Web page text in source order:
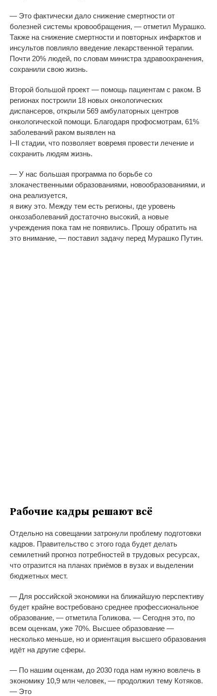
— Это фактически дало снижение смертности от
болезней системы кровообращения, — отметил Мурашко.
Также на снижение смертности и повторных инфарктов и
инсультов повлияло введение лекарственной терапии.
Почти 20% людей, по словам министра здравоохранения,
сохранили свою жизнь.
Второй большой проект — помощь пациентам с раком. В
регионах построили 18 новых онкологических
диспансеров, открыли 569 амбулаторных центров
онкологической помощи. Благодаря профосмотрам, 61%
заболеваний раком выявлен на
I–II стадии, что позволяет вовремя провести лечение и
сохранить людям жизнь.
— У нас большая программа по борьбе со
злокачественными образованиями, новообразованиями, и
она реализуется,
я вижу это. Между тем есть регионы, где уровень
онкозаболеваний достаточно высокий, а новые
учреждения пока там не появились. Прошу обратить на
это внимание, — поставил задачу перед Мурашко Путин.
Рабочие кадры решают всё
Отдельно на совещании затронули проблему подготовки
кадров. Правительство с этого года будет делать
семилетний прогноз потребностей в трудовых ресурсах,
что отразится на планах приёмов в вузах и выделении
бюджетных мест.
— Для российской экономики на ближайшую перспективу
будет крайне востребовано среднее профессиональное
образование, — отметила Голикова. — Сегодня это, по
всем оценкам, уже 70%. Высшее образование —
несколько меньше, но и ориентация высшего образования
идёт на другие сферы.
— По нашим оценкам, до 2030 года нам нужно вовлечь в
экономику 10,9 млн человек, — продолжил тему Котяков.
— Это